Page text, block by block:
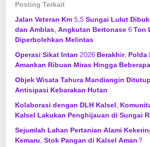
Posting Terkait
Jalan Veteran Km 5,5 Sungai Lulut
dan Amblas, Angkutan Bertonase 6 Ton
Diperbolehkan Melintas
Operasi Sikat Intan 2026 Berakhir, Polda
Amankan Ribuan Miras Hingga
Objek Wisata Tahura Mandiangin
Antisipasi Kebarakan Hutan
Kolaborasi dengan DLH Kalsel,
Kalsel Lakukan Penghijauan di Sungai
Sejumlah Lahan Pertanian Alami
Kemaru, Stok Pangan di Kalsel Aman?